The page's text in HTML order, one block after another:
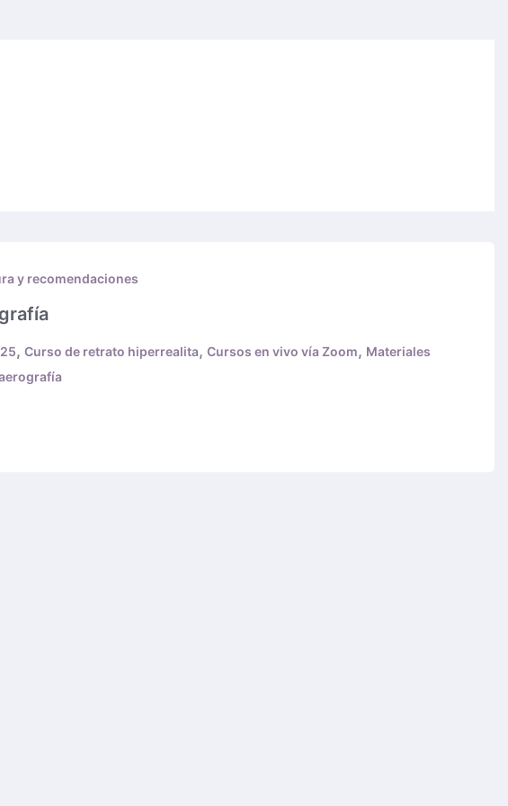
y recomendaciones
, Curso de retrato hiperrealita, Cursos en vivo vía Zoom, Materiales